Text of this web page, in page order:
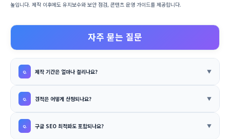
높입니다. 제작 이후에도 유지보수와 보안 점검, 콘텐츠 운영 가이드를 제공합니다.
자주 묻는 질문
제작 기간은 얼마나 걸리나요?
견적은 어떻게 산정되나요?
구글 SEO 최적화도 포함되나요?